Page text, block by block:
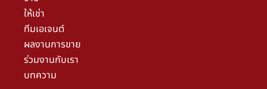
ให้เช่า
ทีมเอเจนต์
ผลงานการขาย
ร่วมงานกับเรา
บทความ